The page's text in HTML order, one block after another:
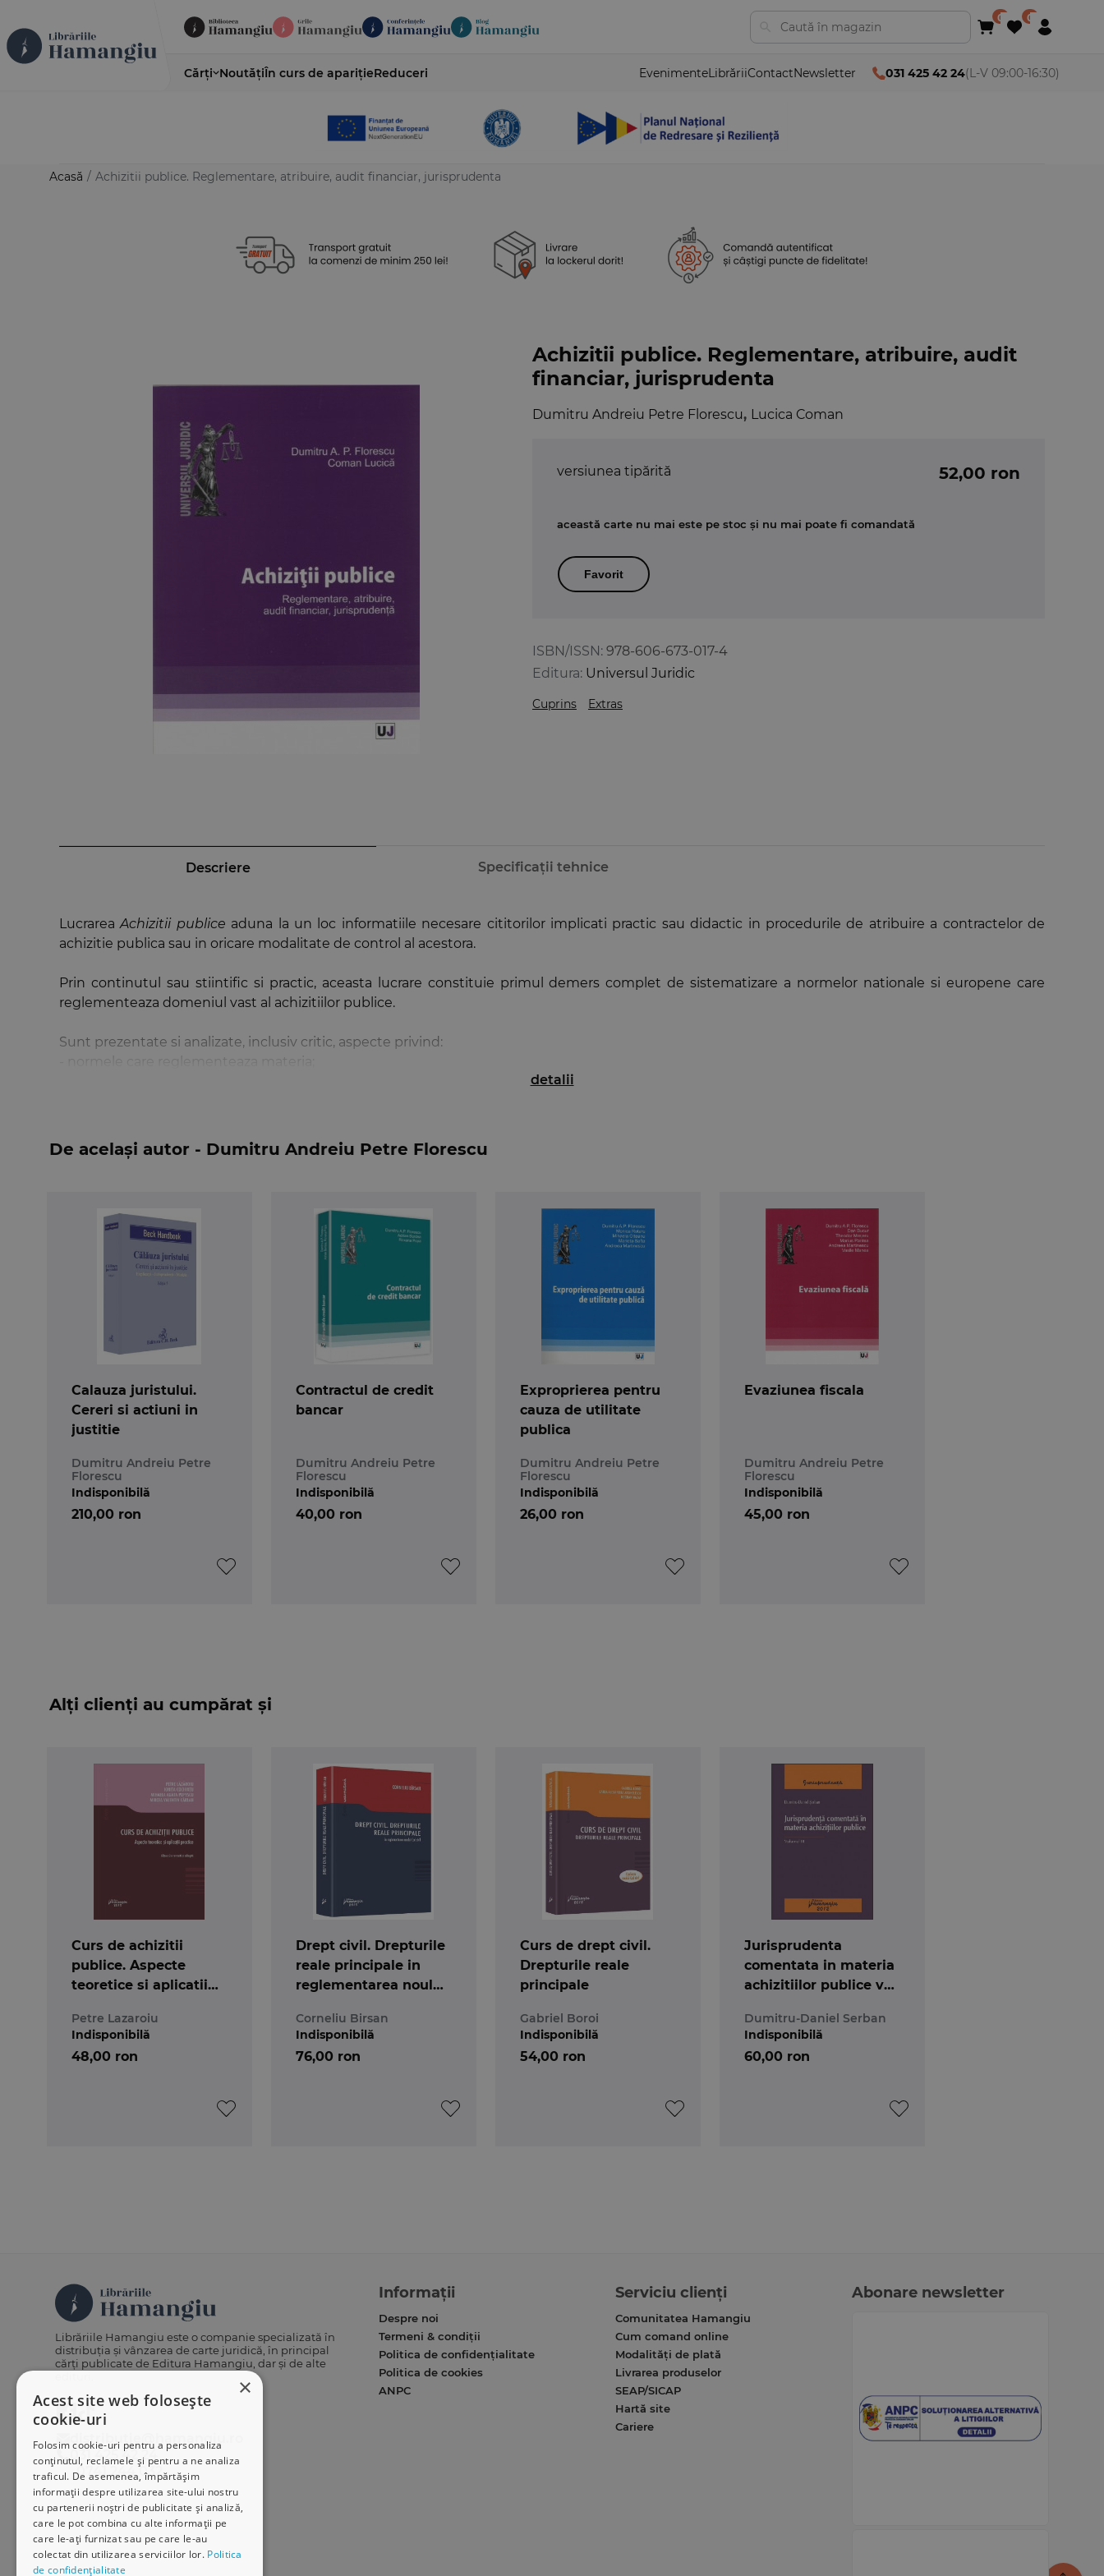
Cărți NoutățiÎn curs de aparițieReduceri EvenimenteLibrăriiContactNewsletter 031 425 42 24(L-V 09:00-16:30)
Acasă / Achizitii publice. Reglementare, atribuire, audit financiar, jurisprudenta
Achizitii publice. Reglementare, atribuire, audit
financiar, jurisprudenta
Dumitru Andreiu Petre Florescu, Lucica Coman
ISBN/ISSN: 978-606-673-017-4
Editura: Universul Juridic
Cuprins Extras
versiunea tipărită 52,00 ron
această carte nu mai este pe stoc și nu mai poate fi comandată
Favorit
Descriere Specificații tehnice
LucrareaAchizitii publice aduna la un loc informatiile necesare cititorilor implicati practic sau didactic in procedurile de atribuire a contractelor de
achizitie publica sau in oricare modalitate de control al acestora.
Prin continutul sau stiintific si practic, aceasta lucrare constituie primul demers complet de sistematizare a normelor nationale si europene care
reglementeaza domeniul vast al achizitiilor publice.
Sunt prezentate si analizate, inclusiv critic, aspecte privind:
Pentru a intari utilitatea practica a lucrarii, autorul a completat lucrarea cu un capitol special de jurisprudenta in care prezinta mai multe spete
Modul deschis si argumentat in care autorul critica unele aspecte rezultate din compararea unor texte de lege cu aplicare concomitenta, dar
contradictorie sau fara posibilitate practica de aplicare, poate constitui un motiv serios pentru legiuitor, de a remedia aspectele in cauza, pentru a nu
mai exista situatii in care persoane participante la procedurile de atribuire a contractelor sa poata fi facute raspunzatoare pentru abaterile pe care sunt
obligate sa le comita si pentru care sa nu aiba posibilitati legale de evitare .
Vicepresedinte al Agentiei Nationale de Administrare Fiscala
detalii
De același autor - Dumitru Andreiu Petre Florescu
Calauza juristului.
Cereri si actiuni in
justitie
Dumitru Andreiu Petre
Florescu
210,00 ron
Indisponibilă
Contractul de credit
bancar
Dumitru Andreiu Petre
Florescu
40,00 ron
Indisponibilă
Exproprierea pentru
cauza de utilitate
publica
Dumitru Andreiu Petre
Florescu
26,00 ron
Indisponibilă
Evaziunea fiscala
Dumitru Andreiu Petre
Florescu
45,00 ron
Indisponibilă
Alți clienți au cumpărat și
Curs de achizitii
publice. Aspecte
teoretice si aplicatii
Petre Lazaroiu
48,00 ron
Indisponibilă
Drept civil. Drepturile
reale principale in
reglementarea noului
Corneliu Birsan
76,00 ron
Indisponibilă
Curs de drept civil.
Drepturile reale
principale
Gabriel Boroi
54,00 ron
Indisponibilă
Jurisprudenta
comentata in materia
achizitiilor publice vol
Dumitru-Daniel Serban
60,00 ron
Indisponibilă
×
Acest site web folosește
cookie-uri
Folosim cookie-uri pentru a personaliza
conținutul, reclamele și pentru a ne analiza
traficul. De asemenea, împărtășim
informații despre utilizarea site-ului nostru
cu partenerii noștri de publicitate și analiză,
care le pot combina cu alte informații pe
care le-ați furnizat sau pe care le-au
colectat din utilizarea serviciilor lor. Politica
de confidențialitate
Librăriile Hamangiu este o companie specializată în
distribuția și vânzarea de carte juridică, în principal
cărți publicate de Editura Hamangiu, dar și de alte
distributie@hamangiu.ro
031 425 42 24
0741 244 032
Informații
Despre noi
Termeni & condiții
Politica de confidențialitate
Politica de cookies
ANPC
Serviciu clienți
Comunitatea Hamangiu
Cum comand online
Modalități de plată
Livrarea produselor
SEAP/SICAP
Hartă site
Cariere
Abonare newsletter